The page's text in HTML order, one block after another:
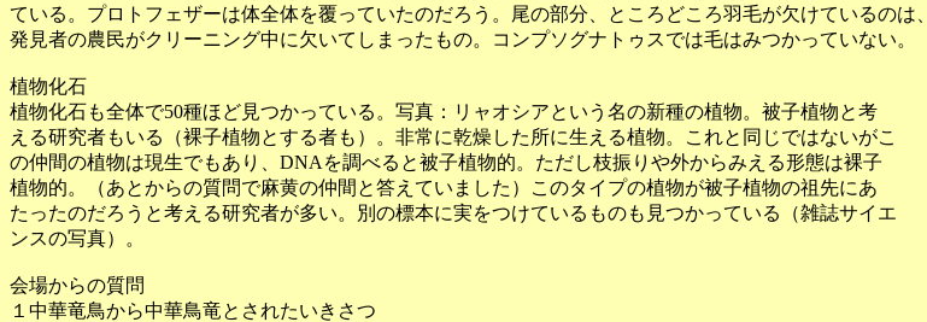
ている。プロトフェザーは体全体を覆っていたのだろう。尾の部分、ところどころ羽毛が欠けているのは、
発見者の農民がクリーニング中に欠いてしまったもの。コンプソグナトゥスでは毛はみつかっていない。
植物化石
植物化石も全体で50種ほど見つかっている。写真：リャオシアという名の新種の植物。被子植物と考
える研究者もいる（裸子植物とする者も）。非常に乾燥した所に生える植物。これと同じではないがこ
の仲間の植物は現生でもあり、DNAを調べると被子植物的。ただし枝振りや外からみえる形態は裸子
植物的。（あとからの質問で麻黄の仲間と答えていました）このタイプの植物が被子植物の祖先にあ
たったのだろうと考える研究者が多い。別の標本に実をつけているものも見つかっている（雑誌サイエ
ンスの写真）。
会場からの質問
１中華竜鳥から中華鳥竜とされたいきさつ